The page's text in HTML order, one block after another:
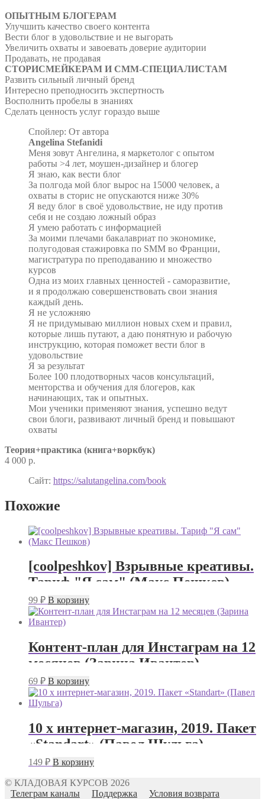
ОПЫТНЫМ БЛОГЕРАМ
Улучшить качество своего контента
Вести блог в удовольствие и не выгорать
Увеличить охваты и завоевать доверие аудитории
Продавать, не продавая
СТОРИСМЕЙКЕРАМ И СММ-СПЕЦИАЛИСТАМ
Развить сильный личный бренд
Интересно преподносить экспертность
Восполнить пробелы в знаниях
Сделать ценность услуг гораздо выше
Спойлер: От автора
Angelina Stefanidi
Меня зовут Ангелина, я маркетолог с опытом
работы >4 лет, моушен-дизайнер и блогер
Я знаю, как вести блог
За полгода мой блог вырос на 15000 человек, а
охваты в сторис не опускаются ниже 30%
Я веду блог в своё удовольствие, не иду против
себя и не создаю ложный образ
Я умею работать с информацией
За моими плечами бакалавриат по экономике,
полугодовая стажировка по SMM во Франции,
магистратура по преподаванию и множество
курсов
Одна из моих главных ценностей - саморазвитие,
и я продолжаю совершенствовать свои знания
каждый день.
Я не усложняю
Я не придумываю миллион новых схем и правил,
которые лишь путают, а даю понятную и рабочую
инструкцию, которая поможет вести блог в
удовольствие
Я за результат
Более 100 плодотворных часов консультаций,
менторства и обучения для блогеров, как
начинающих, так и опытных.
Мои ученики применяют знания, успешно ведут
свои блоги, развивают личный бренд и повышают
охваты
Теория+практика (книга+воркбук)
4 000 р.
Сайт: https://salutangelina.com/book
Похожие
[coolpeshkov] Взрывные креативы.
Тариф "Я сам" (Макс Пешков)
99 ₽ В корзину
Контент-план для Инстаграм на 12
месяцев (Зарина Ивантер)
69 ₽ В корзину
10 х интернет-магазин, 2019. Пакет
«Standart» (Павел Шульга)
149 ₽ В корзину
© КЛАДОВАЯ КУРСОВ 2026
Телеграм каналы
Поддержка
Условия возврата